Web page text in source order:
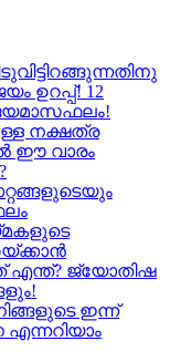
ഉറപ്പ്! 12
നക്ഷത്ര
ഈ വാരം
എന്ത്? ജ്യോതിഷ
ഇന്ന്‌
എന്നറിയാം